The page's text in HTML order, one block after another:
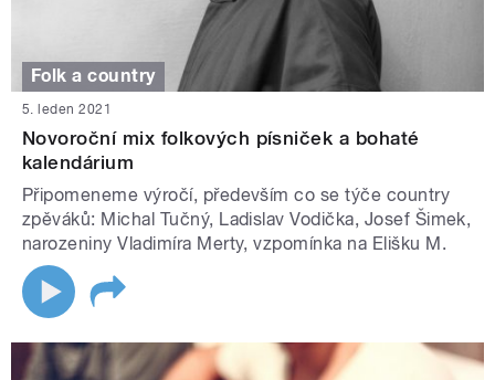
Folk a country
5. leden 2021
Novoroční mix folkových písniček a bohaté
kalendárium
Připomeneme výročí, především co se týče country
zpěváků: Michal Tučný, Ladislav Vodička, Josef Šimek,
narozeniny Vladimíra Merty, vzpomínka na Elišku M.